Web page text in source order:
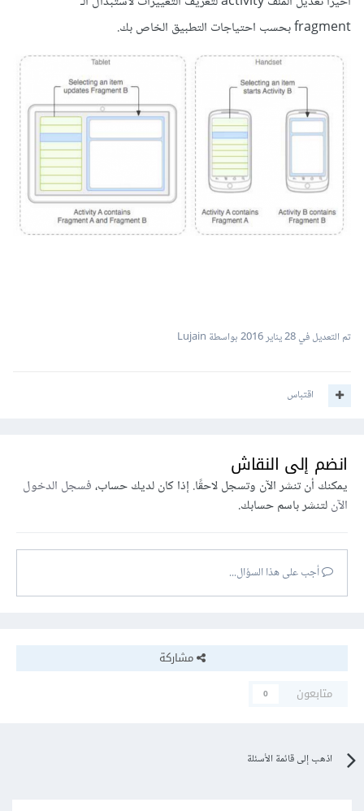
fragment بحسب احتياجات التطبيق الخاص بك.
تم التعديل في28 يناير 2016 بواسطة Lujain
اقتباس
انضم إلى النقاش
يمكنك أن تنشر الآن وتسجل لاحقًا. إذا كان لديك حساب،فسجل الدخول
الآنلتنشر باسم حسابك.
أجب على هذا السؤال...
مشاركة
متابعون
0
اذهب إلى قائمة الأسئلة